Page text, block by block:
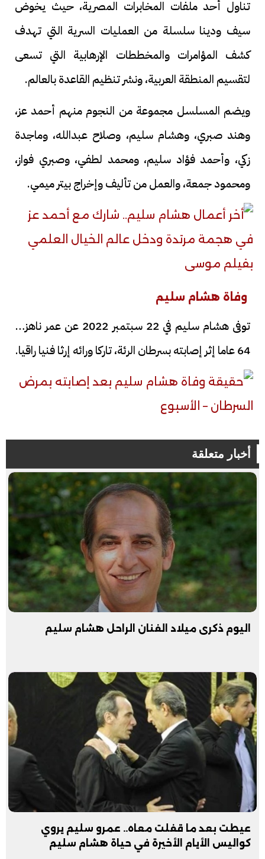
تناول أحد ملفات المخابرات المصرية، حيث يخوض
سيف ودينا سلسلة من العمليات السرية التي تهدف
كشف المؤامرات والمخططات الإرهابية التي تسعى
لتقسيم المنطقة العربية، ونشر تنظيم القاعدة بالعالم.
ويضم المسلسل مجموعة من النجوم منهم أحمد عز،
وهند صبري، وهشام سليم، وصلاح عبدالله، وماجدة
زكي، وأحمد فؤاد سليم، ومحمد لطفي، وصبري فواز،
ومحمود جمعة، والعمل من تأليف وإخراج بيتر ميمي.
وفاة هشام سليم
توفى هشام سليم في 22 سبتمبر 2022 عن عمر ناهز الـ
64 عاما إثر إصابته بسرطان الرئة، تاركا ورائه إرثا فنيا راقيا.
أخبار متعلقة
اليوم ذكرى ميلاد الفنان الراحل هشام سليم
عيطت بعد ما قفلت معاه.. عمرو سليم يروي
كواليس الأيام الأخيرة في حياة هشام سليم